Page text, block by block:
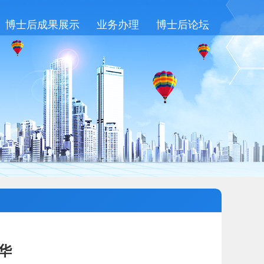
博士后成果展示 业务办理 博士后论坛